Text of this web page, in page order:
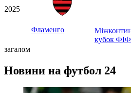
2025
Фламенго
кубок
загалом
Новини на футбол 24